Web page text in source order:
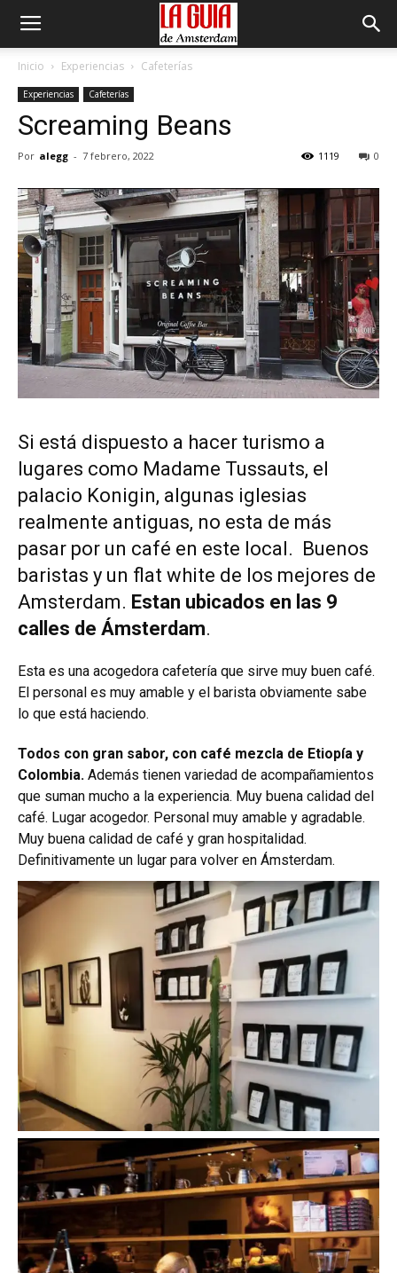
Inicio Experiencias Cafeterías
Experiencias Cafeterías
Screaming Beans
Por alegg - 7 febrero, 2022 0
1119
Si está dispuesto a hacer turismo a
lugares como Madame Tussauts, el
palacio Konigin, algunas iglesias
realmente antiguas, no esta de más
pasar por un café en este local. Buenos
baristas y un flat white de los mejores de
Amsterdam. Estan ubicados en las 9
calles de Ámsterdam.
Esta es una acogedora cafetería que sirve muy buen café.
El personal es muy amable y el barista obviamente sabe
lo que está haciendo.
Todos con gran sabor, con café mezcla de Etiopía y
Colombia. Además tienen variedad de acompañamientos
que suman mucho a la experiencia. Muy buena calidad del
café. Lugar acogedor. Personal muy amable y agradable.
Muy buena calidad de café y gran hospitalidad.
Definitivamente un lugar para volver en Ámsterdam.